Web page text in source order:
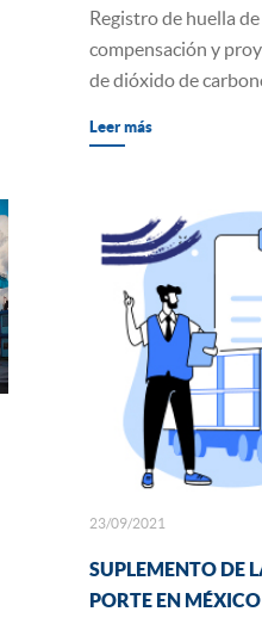
Registro de huella
compensación y
de dióxido de
Leer más
23/09/2021
SUPLEMENTO DE
PORTE EN